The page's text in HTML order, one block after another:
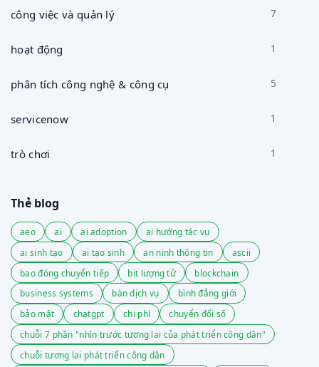
công việc và quản lý 7
hoạt động 1
phân tích công nghệ & công cụ 5
servicenow 1
trò chơi 1
Thẻ blog
aeo ai ai adoption
ai hướng tác vụ
ai sinh tạo
ai tạo sinh an ninh thông tin
ascii
bao đóng chuyển tiếp
bit lượng tử
blockchain
business systems
bàn dịch vụ
bình đẳng giới
bảo mật
chatgpt chi phí
chuyển đổi số
chuỗi 7 phần "nhìn trước tương lai của phát triển công dân"
chuỗi tương lai phát triển công dân